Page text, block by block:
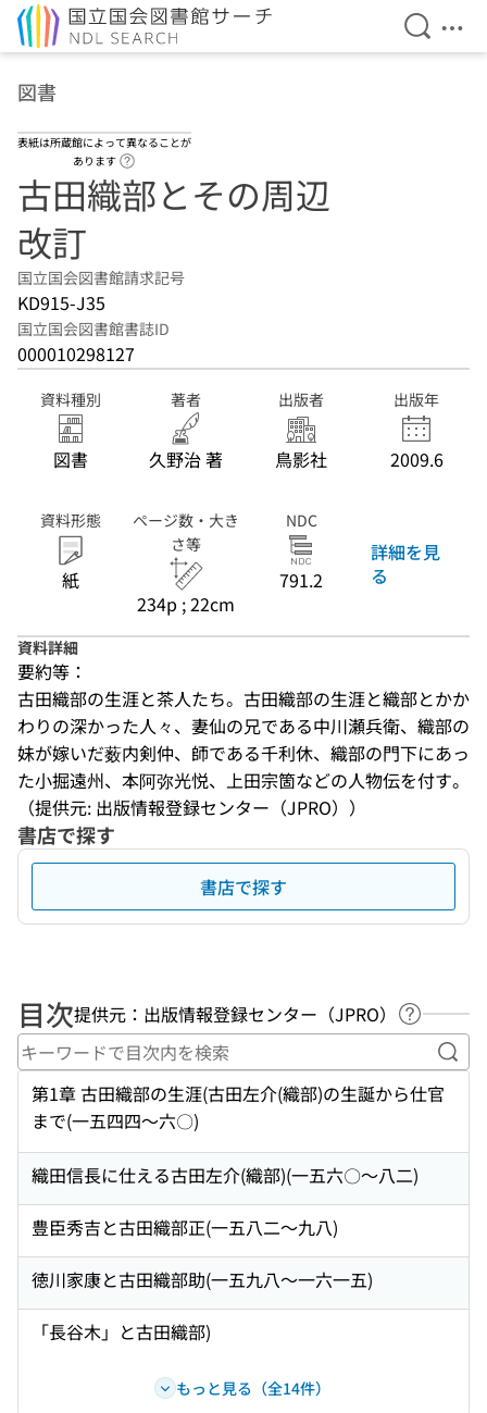
検索を
メ
図書
表紙は所蔵館によって異なることが
あります
古田織部とその周辺
改訂
国立国会図書館請求記号
KD915-J35
国立国会図書館書誌ID
000010298127
資料種別
図書
著者
久野治 著
出版者
鳥影社
出版年
2009.6
資料形態
紙
ページ数・大き
さ等
234p ; 22cm
NDC
791.2
詳細を見
る
資料詳細
要約等：
古田織部の生涯と茶人たち。古田織部の生涯と織部とかか
わりの深かった人々、妻仙の兄である中川瀬兵衛、織部の
妹が嫁いだ薮内剣仲、師である千利休、織部の門下にあっ
た小掘遠州、本阿弥光悦、上田宗箇などの人物伝を付す。
（提供元: 出版情報登録センター（JPRO））
書店で探す
書店で探す
目次提供元：出版情報登録センター（JPRO）
ヘルプペ
キ
第1章 古田織部の生涯(古田左介(織部)の生誕から仕官
まで(一五四四〜六〇)
織田信長に仕える古田左介(織部)(一五六〇〜八二)
豊臣秀吉と古田織部正(一五八二〜九八)
徳川家康と古田織部助(一五九八〜一六一五)
「長谷木」と古田織部)
もっと見る（全14件）